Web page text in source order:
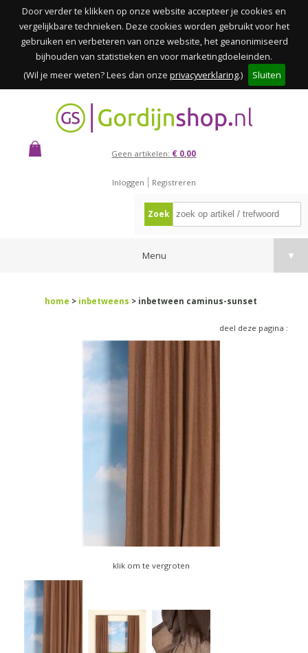
Door verder te klikken op onze website accepteer je cookies en
vergelijkbare technieken. Deze cookies worden gebruikt voor het
gebruiken en verbeteren van onze website, het geanonimiseerd
bijhouden van statistieken en voor marketingdoeleinden.
(Wil je meer weten? Lees dan onze privacyverklaring.) Sluiten
Geen artikelen: € 0,00
Inloggen Registreren
Zoek
Menu ▼
home > inbetweens > inbetween caminus-sunset
deel deze pagina :
klik om te vergroten